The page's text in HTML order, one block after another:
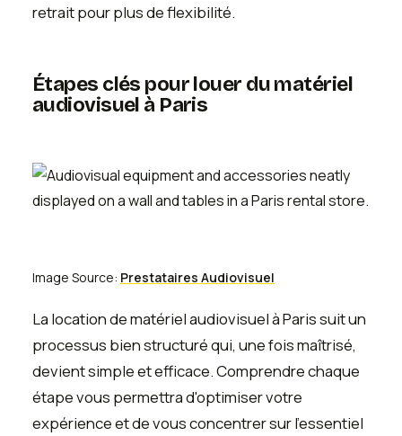
retrait pour plus de flexibilité.
Étapes clés pour louer du matériel
audiovisuel à Paris
Image Source: Prestataires Audiovisuel
La location de matériel audiovisuel à Paris suit un
processus bien structuré qui, une fois maîtrisé,
devient simple et efficace. Comprendre chaque
étape vous permettra d'optimiser votre
expérience et de vous concentrer sur l'essentiel